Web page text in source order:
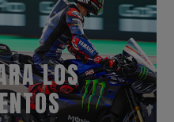
LOS